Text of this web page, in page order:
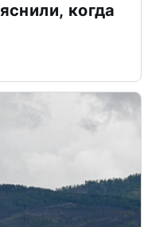
когда